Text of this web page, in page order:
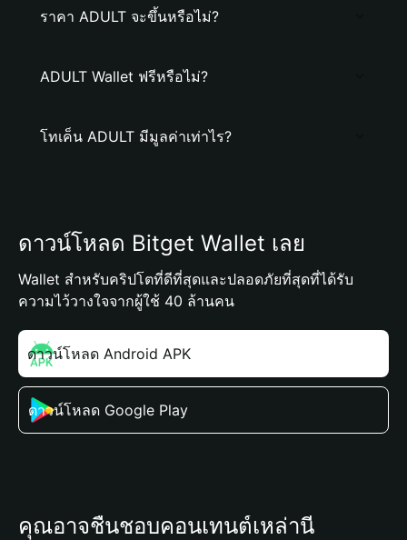
ราคา ADULT จะขึ้นหรือไม่?
ADULT Wallet ฟรีหรือไม่?
โทเค็น ADULT มีมูลค่าเท่าไร?
ดาวน์โหลด Bitget Wallet เลย
Wallet สำหรับคริปโตที่ดีที่สุดและปลอดภัยที่สุดที่ได้รับ
ความไว้วางใจจากผู้ใช้ 40 ล้านคน
ดาวน์โหลด Android APK
ดาวน์โหลด Google Play
คุณอาจชื่นชอบคอนเทนต์เหล่านี้